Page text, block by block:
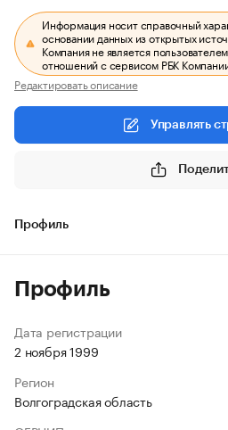
Информация носит справочный
основании данных из открытых
Компания не является
отношений с сервисом РБК
Редактировать описание
Управлять
Профиль
Профиль
Дата регистрации
2 ноября 1999
Регион
Волгоградская область